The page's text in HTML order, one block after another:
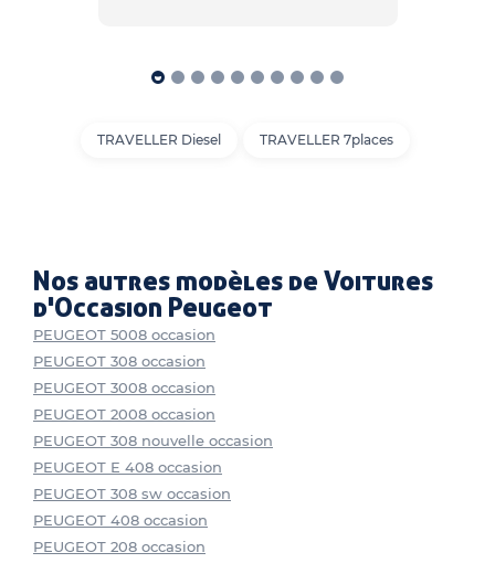
TRAVELLER Diesel TRAVELLER 7places
Nos autres modèles de Voitures
d'Occasion Peugeot
PEUGEOT 5008 occasion
PEUGEOT 308 occasion
PEUGEOT 3008 occasion
PEUGEOT 2008 occasion
PEUGEOT 308 nouvelle occasion
PEUGEOT E 408 occasion
PEUGEOT 308 sw occasion
PEUGEOT 408 occasion
PEUGEOT 208 occasion